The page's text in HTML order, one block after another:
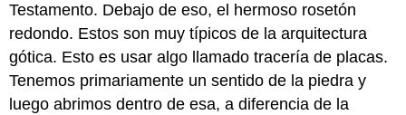
Testamento. Debajo de eso, el hermoso rosetón
redondo. Estos son muy típicos de la arquitectura
gótica. Esto es usar algo llamado tracería de placas.
Tenemos primariamente un sentido de la piedra y
luego abrimos dentro de esa, a diferencia de la